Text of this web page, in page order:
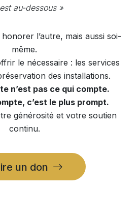
au-dessous »
l’autre, mais aussi soi-
même.
le nécessaire : les services
des installations.
n’est pas ce qui compte.
c’est le plus prompt.
générosité et votre soutien
continu.
un don